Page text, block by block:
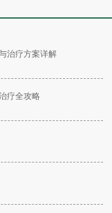
治疗方案详解
疗全攻略